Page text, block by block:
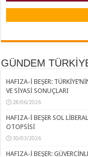
GÜNDEM
HAFIZA-İ BEŞER:
VE SİYASİ SONUÇLARI
28/06/2026
HAFIZA-İ BEŞER SOL
OTOPSİSİ
30/03/2026
HAFIZA-İ BEŞER: